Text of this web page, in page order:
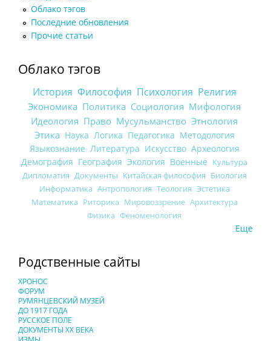
Облако тэгов
Последние обновления
Прочие статьи
Облако тэгов
История Философия Психология Религия
Экономика Политика Социология Мифология
Идеология Право Мусульманство Этнология
Этика Наука Логика Педагогика Методология
Языкознание Литература Искусство Археология
Демография География Экология Военные Культура
Дипломатия Документы Китайская философия Биология
Информатика Антропология Теология Эстетика
Математика Риторика Мировоззрение Архитектура
Физика Феноменология
Еще
Родственные сайты
ХРОНОС
ФОРУМ
РУМЯНЦЕВСКИЙ МУЗЕЙ
ДО 1917 ГОДА
РУССКОЕ ПОЛЕ
ДОКУМЕНТЫ XX ВЕКА